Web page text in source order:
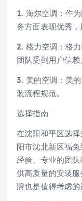
1. 海尔空调：作
务方面表现优秀，
2. 格力空调：格
团队受到用户信赖
3. 美的空调：美
装流程规范。
选择指南
在沈阳和平区选
阳市沈北新区福
经验、专业的团
供高质量的安装
牌也是值得考虑的